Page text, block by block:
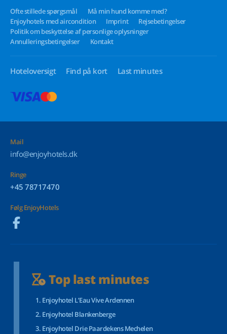
Ofte stillede spørgsmål
Må min hund komme med?
Enjoyhotels med aircondition
Imprint
Rejsebetingelser
Politik om beskyttelse af personlige oplysninger
Annulleringsbetingelser
Kontakt
Hoteloversigt Find på kort Last minutes
Mail
info@enjoyhotels.dk
Ringe
+45 78717470
Følg EnjoyHotels
Top last minutes
Enjoyhotel L’Eau Vive Ardennen
Enjoyhotel Blankenberge
Enjoyhotel Drie Paardekens Mechelen